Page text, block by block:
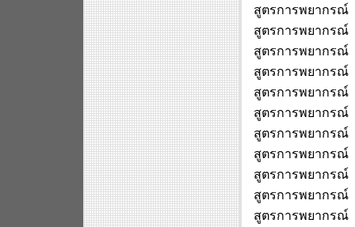
สูตรการพยากรณ์
สูตรการพยากรณ์
สูตรการพยากรณ์
สูตรการพยากรณ์
สูตรการพยากรณ์
สูตรการพยากรณ์
สูตรการพยากรณ์
สูตรการพยากรณ์
สูตรการพยากรณ์
สูตรการพยากรณ์
สูตรการพยากรณ์